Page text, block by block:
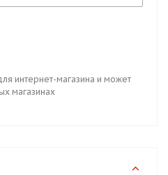
интернет-магазина и может
магазинах